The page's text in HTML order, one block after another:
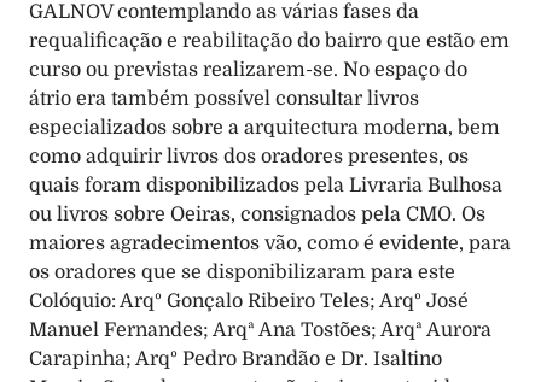
GALNOV contemplando as várias fases da
requalificação e reabilitação do bairro que estão em
curso ou previstas realizarem-se. No espaço do
átrio era também possível consultar livros
especializados sobre a arquitectura moderna, bem
como adquirir livros dos oradores presentes, os
quais foram disponibilizados pela Livraria Bulhosa
ou livros sobre Oeiras, consignados pela CMO. Os
maiores agradecimentos vão, como é evidente, para
os oradores que se disponibilizaram para este
Colóquio: Arqº Gonçalo Ribeiro Teles; Arqº José
Manuel Fernandes; Arqª Ana Tostões; Arqª Aurora
Carapinha; Arqº Pedro Brandão e Dr. Isaltino